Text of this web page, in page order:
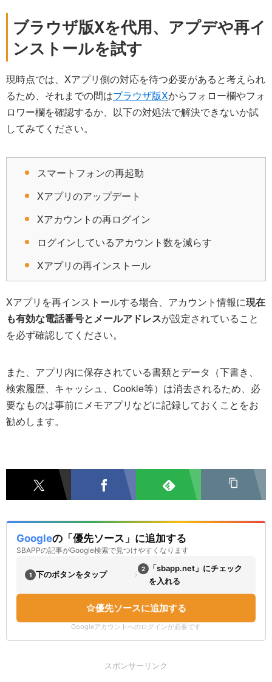
ブラウザ版Xを代用、アプデや再イ
ンストールを試す
現時点では、Xアプリ側の対応を待つ必要があると考えられ
るため、それまでの間はブラウザ版Xからフォロー欄やフォ
ロワー欄を確認するか、以下の対処法で解決できないか試
してみてください。
スマートフォンの再起動
Xアプリのアップデート
Xアカウントの再ログイン
ログインしているアカウント数を減らす
Xアプリの再インストール
Xアプリを再インストールする場合、アカウント情報に現在
も有効な電話番号とメールアドレスが設定されていること
を必ず確認してください。
また、アプリ内に保存されている書類とデータ（下書き、
検索履歴、キャッシュ、Cookie等）は消去されるため、必
要なものは事前にメモアプリなどに記録しておくことをお
勧めします。
Googleの「優先ソース」に追加する
SBAPPの記事がGoogle検索で見つけやすくなります
1 下のボタンをタップ › 2
「sbapp.net」にチェック
を入れる
優先ソースに追加する
Googleアカウントへのログインが必要です
スポンサーリンク